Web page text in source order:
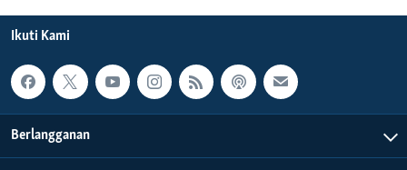
Ikuti Kami
Berlangganan